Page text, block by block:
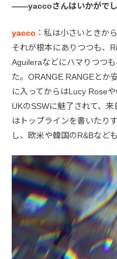
――yaccoさんはいかがでし
yacco ：私は小さいときか
それが根本にありつつも、
Aguileraなどにハマりつつ
た。ORANGE RANGEとか
に入ってからはLucy Rose
UKのSSWに魅了されて、
はトップラインを書いたり
し、欧米や韓国のR&Bなど